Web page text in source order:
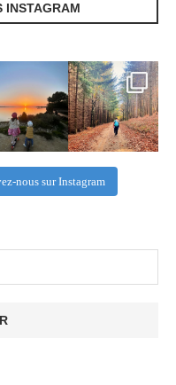
INSTAGRAM
nous sur Instagram